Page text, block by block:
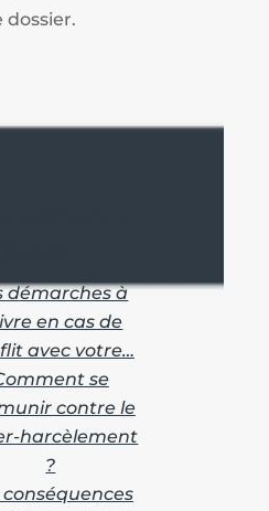
démarches à
en cas de
avec votre…
se
contre le
harcèlement
?
conséquences